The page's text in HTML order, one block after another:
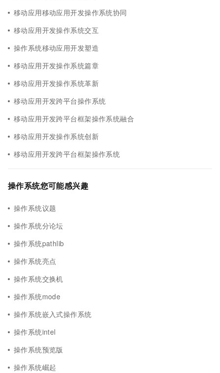
移动应用移动应用开发操作系统协同
移动应用开发操作系统交互
操作系统移动应用开发塑造
移动应用开发操作系统篇章
移动应用开发操作系统革新
移动应用开发跨平台操作系统
移动应用开发跨平台框架操作系统融合
移动应用开发操作系统创新
移动应用开发跨平台框架操作系统
操作系统您可能感兴趣
操作系统议题
操作系统分论坛
操作系统pathlib
操作系统亮点
操作系统交换机
操作系统mode
操作系统嵌入式操作系统
操作系统intel
操作系统预览版
操作系统崛起